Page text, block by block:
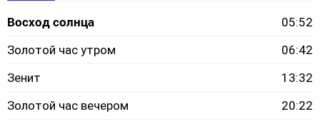
Восход солнца
05:52
Золотой час утром
06:42
Зенит
13:32
Золотой час вечером
20:22